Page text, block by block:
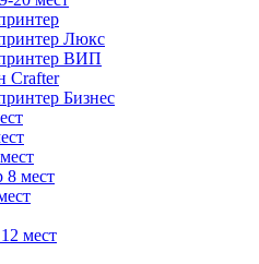
Люкс
ВИП
Crafter
Бизнес
8 мест
мест